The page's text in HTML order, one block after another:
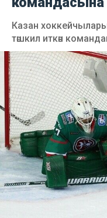
Казан
тәшкил иткән